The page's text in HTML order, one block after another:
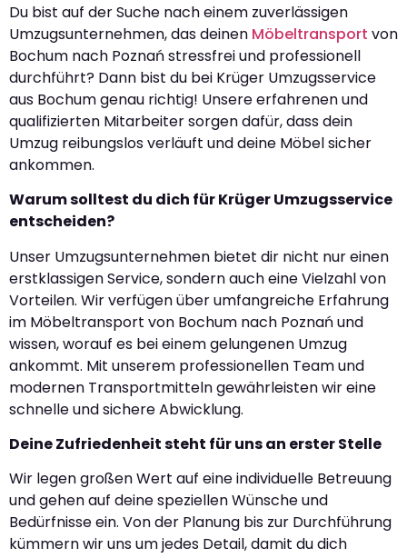
Du bist auf der Suche nach einem zuverlässigen
Umzugsunternehmen, das deinen Möbeltransport von
Bochum nach Poznań stressfrei und professionell
durchführt? Dann bist du bei Krüger Umzugsservice
aus Bochum genau richtig! Unsere erfahrenen und
qualifizierten Mitarbeiter sorgen dafür, dass dein
Umzug reibungslos verläuft und deine Möbel sicher
ankommen.
Warum solltest du dich für Krüger Umzugsservice
entscheiden?
Unser Umzugsunternehmen bietet dir nicht nur einen
erstklassigen Service, sondern auch eine Vielzahl von
Vorteilen. Wir verfügen über umfangreiche Erfahrung
im Möbeltransport von Bochum nach Poznań und
wissen, worauf es bei einem gelungenen Umzug
ankommt. Mit unserem professionellen Team und
modernen Transportmitteln gewährleisten wir eine
schnelle und sichere Abwicklung.
Deine Zufriedenheit steht für uns an erster Stelle
Wir legen großen Wert auf eine individuelle Betreuung
und gehen auf deine speziellen Wünsche und
Bedürfnisse ein. Von der Planung bis zur Durchführung
kümmern wir uns um jedes Detail, damit du dich